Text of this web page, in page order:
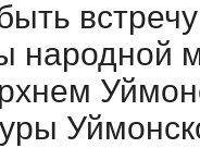
народной